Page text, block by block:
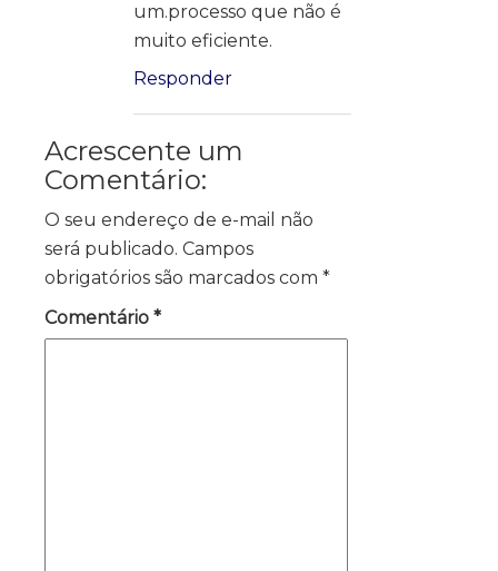
um.processo que não é
muito eficiente.
Responder
Acrescente um
Comentário:
O seu endereço de e-mail não
será publicado. Campos
obrigatórios são marcados com *
Comentário *